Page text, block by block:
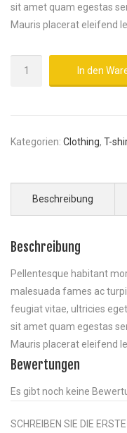
sit amet quam egestas
Mauris placerat eleifend
In den
Kategorien: Clothing, T-
Beschreibung
Beschreibung
Pellentesque habitant
malesuada fames ac
feugiat vitae, ultricies
sit amet quam egestas
Mauris placerat eleifend
Bewertungen
Es gibt noch keine
SCHREIBEN SIE DIE